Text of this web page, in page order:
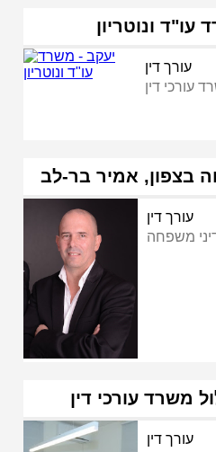
ונוטריון
עורך דין
עורכי דין
בצפון, אמיר בר-לב
עורך דין
משפחה
משרד עורכי דין
עורך דין